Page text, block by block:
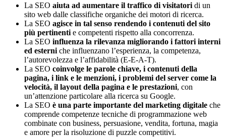
La SEO aiuta ad aumentare il traffico di visitatori di un
sito web dalle classifiche organiche dei motori di ricerca.
La SEO agisce in tal senso rendendo i contenuti del sito
più pertinenti e competenti rispetto alla concorrenza.
La SEO influenza la rilevanza migliorando i fattori interni
ed esterni che influenzano l’esperienza, la competenza,
l’autorevolezza e l’affidabilità (E-E-A-T).
La SEO coinvolge le parole chiave, i contenuti della
pagina, i link e le menzioni, i problemi del server come la
velocità, il layout della pagina e le prestazioni, con
un’attenzione particolare alla ricerca su Google.
La SEO è una parte importante del marketing digitale che
comprende competenze tecniche di programmazione web
combinate con business, persuasione, vendita, fortuna, magia
e amore per la risoluzione di puzzle competitivi.